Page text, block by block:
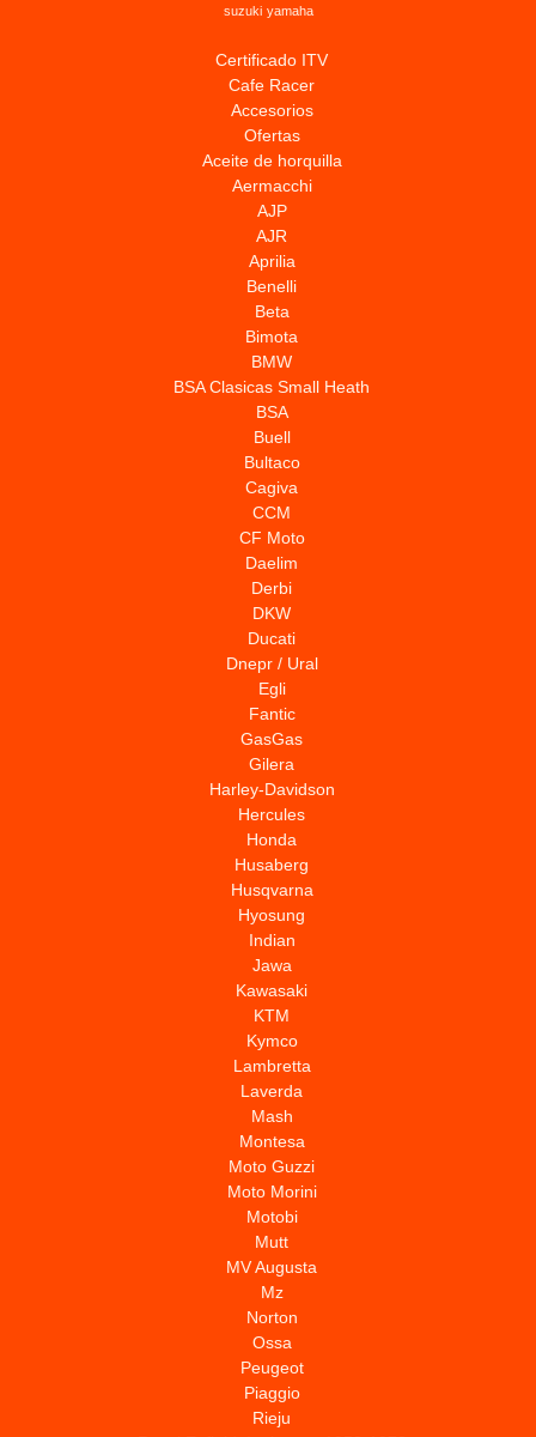
suzuki yamaha
Certificado ITV
Cafe Racer
Accesorios
Ofertas
Aceite de horquilla
Aermacchi
AJP
AJR
Aprilia
Benelli
Beta
Bimota
BMW
BSA Clasicas Small Heath
BSA
Buell
Bultaco
Cagiva
CCM
CF Moto
Daelim
Derbi
DKW
Ducati
Dnepr / Ural
Egli
Fantic
GasGas
Gilera
Harley-Davidson
Hercules
Honda
Husaberg
Husqvarna
Hyosung
Indian
Jawa
Kawasaki
KTM
Kymco
Lambretta
Laverda
Mash
Montesa
Moto Guzzi
Moto Morini
Motobi
Mutt
MV Augusta
Mz
Norton
Ossa
Peugeot
Piaggio
Rieju